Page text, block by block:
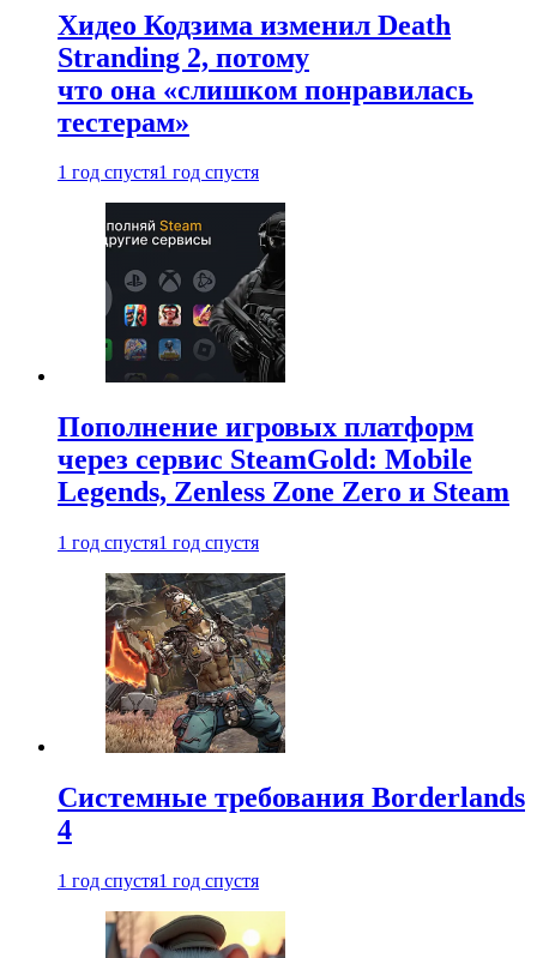
Хидео Кодзима изменил Death
Stranding 2, потому
что она «слишком понравилась
тестерам»
1 год спустя1 год спустя
Пополнение игровых платформ
через сервис SteamGold: Mobile
Legends, Zenless Zone Zero и Steam
1 год спустя1 год спустя
Системные требования Borderlands
4
1 год спустя1 год спустя